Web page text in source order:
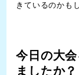
きているのかも
今日の大
ましたか？